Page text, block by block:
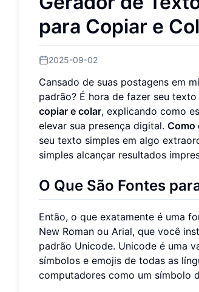
para Copiar e
2025-09-02
Cansado de suas postagens em
padrão? É hora de fazer seu
copiar e colar, explicando como
elevar sua presença digital. Como
seu texto simples em algo
simples alcançar resultados
O Que São Fontes
Então, o que exatamente é uma
New Roman ou Arial, que você
padrão Unicode. Unicode é uma
símbolos e emojis de todas as
computadores como um símbolo